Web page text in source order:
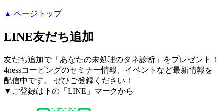
▲ ページトップ
LINE友だち追加
友だち追加で「あなたの未処理のタネ診断」をプレゼント！
4nessコーピングのセミナー情報、イベントなど最新情報を
配信中です。 ぜひご登録ください！
▼ご登録は下の「LINE」マークから